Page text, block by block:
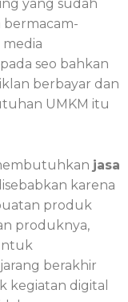
yang sudah
bermacam-
media
seo bahkan
berbayar dan
UMKM itu
jasa
karena
produk
produknya,
berakhir
kegiatan digital